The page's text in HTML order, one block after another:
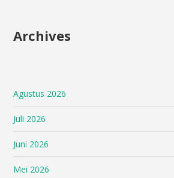
Archives
Agustus 2026
Juli 2026
Juni 2026
Mei 2026